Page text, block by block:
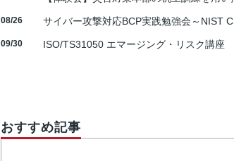
08/26 サイバー攻撃対応BCP実践勉強会～NIST
09/30 ISO/TS31050 エマージング・リスク講座
おすすめ記事